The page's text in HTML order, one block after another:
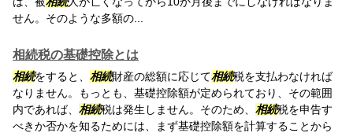
せん。そのような多額の...
相続税の基礎控除とは
相続をすると、 相続財産の総額に応じて相続税を支払わなければ
なりません。もっとも、基礎控除額が定められており、その範囲
内であれば、 相続税は発生しません。そのため、 相続税を申告す
べきか否かを知るためには、まず基礎控除額を計算することから